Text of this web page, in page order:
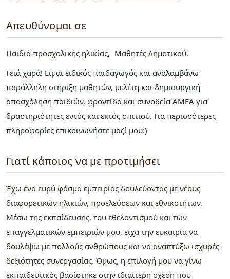
Απευθύνομαι σε
Παιδιά προσχολικής ηλικίας
Μαθητές Δημοτικού
Γειά χαρά! Είμαι ειδικός παιδαγωγός και αναλαμβάνω
παράλληλη στήριξη μαθητών, μελέτη και δημιουργική
απασχόληση παιδιών, φροντίδα και συνοδεία ΑΜΕΑ για
δραστηριότητες εντός και εκτός σπιτιού. Για περισσότερες
πληροφορίες επικοινωνήστε μαζί μου:)
Γιατί κάποιος να με προτιμήσει
Έχω ένα ευρύ φάσμα εμπειρίας δουλεύοντας με νέους
διαφορετικών ηλικιών, προελεύσεων και εθνικοτήτων.
Μέσω της εκπαίδευσης, του εθελοντισμού και των
επαγγελματικών εμπειριών μου, είχα την ευκαιρία να
δουλέψω με πολλούς ανθρώπους και να αναπτύξω ισχυρές
δεξιότητες συνεργασίας. Όμως, η επιλογή μου να γίνω
εκπαιδευτικός βασίστηκε στην ιδιαίτερη σχέση που